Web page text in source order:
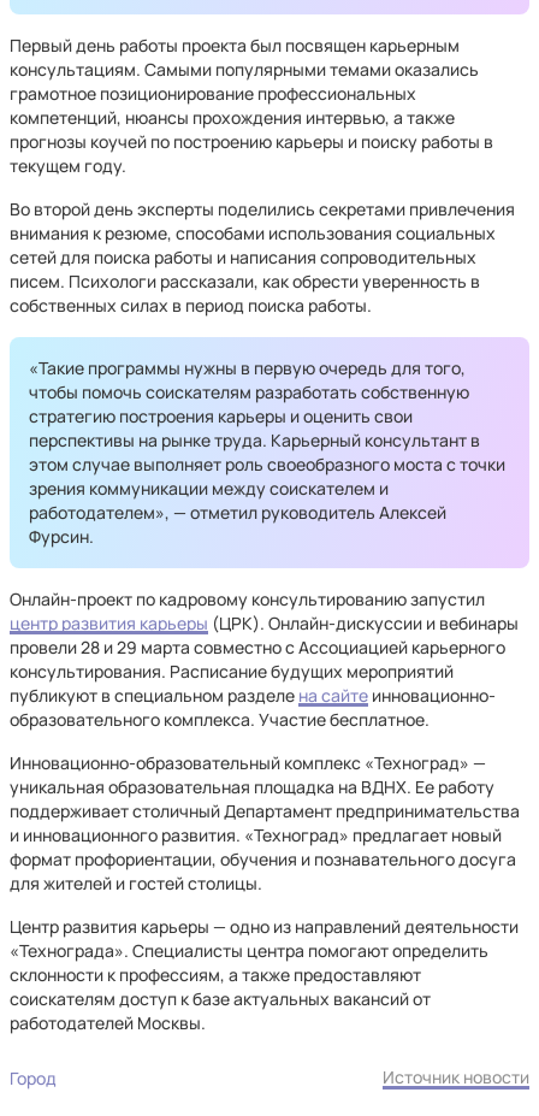
Первый день работы проекта был посвящен карьерным
консультациям. Самыми популярными темами оказались
грамотное позиционирование профессиональных
компетенций, нюансы прохождения интервью, а также
прогнозы коучей по построению карьеры и поиску работы в
текущем году.
Во второй день эксперты поделились секретами привлечения
внимания к резюме, способами использования социальных
сетей для поиска работы и написания сопроводительных
писем. Психологи рассказали, как обрести уверенность в
собственных силах в период поиска работы.
«Такие программы нужны в первую очередь для того,
чтобы помочь соискателям разработать собственную
стратегию построения карьеры и оценить свои
перспективы на рынке труда. Карьерный консультант в
этом случае выполняет роль своеобразного моста с точки
зрения коммуникации между соискателем и
работодателем», — отметил руководитель Алексей
Фурсин.
Онлайн-проект по кадровому консультированию запустил
центр развития карьеры (ЦРК). Онлайн-дискуссии и вебинары
провели 28 и 29 марта совместно с Ассоциацией карьерного
консультирования. Расписание будущих мероприятий
публикуют в специальном разделе на сайте инновационно-
образовательного комплекса. Участие бесплатное.
Инновационно-образовательный комплекс «Техноград» —
уникальная образовательная площадка на ВДНХ. Ее работу
поддерживает столичный Департамент предпринимательства
и инновационного развития. «Техноград» предлагает новый
формат профориентации, обучения и познавательного досуга
для жителей и гостей столицы.
Центр развития карьеры — одно из направлений деятельности
«Технограда». Специалисты центра помогают определить
склонности к профессиям, а также предоставляют
соискателям доступ к базе актуальных вакансий от
работодателей Москвы.
Город Источник новости